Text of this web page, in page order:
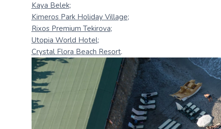
Kaya Belek;
Kimeros Park Holiday Village;
Rixos Premium Tekirova;
Utopia World Hotel;
Crystal Flora Beach Resort.